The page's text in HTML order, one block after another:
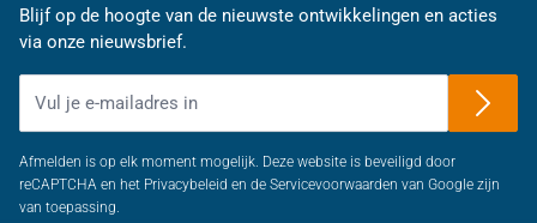
Blijf op de hoogte van de nieuwste ontwikkelingen en acties
via onze nieuwsbrief.
Afmelden is op elk moment mogelijk. Deze website is beveiligd door
reCAPTCHA en het Privacybeleid en de Servicevoorwaarden van Google zijn
van toepassing.